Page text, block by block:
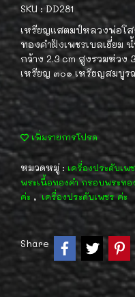
SKU : DD281
เหรียญแสตมป์หลวงพ่อโส
ทองคำฝังเพชรเบลเยี่ยม
กว้าง 2.3 cm สูงรวมห่วง
เหรียญ ๓๐๑ เหรียญสมบู
เพิ่มรายการโปรด
หมวดหมู่ : เครื่องประดับเพ
พระเนื้อทองคำ กรอบพระทอ
ค่ะ , เครื่องประดับเพชร ค่ะ
Share